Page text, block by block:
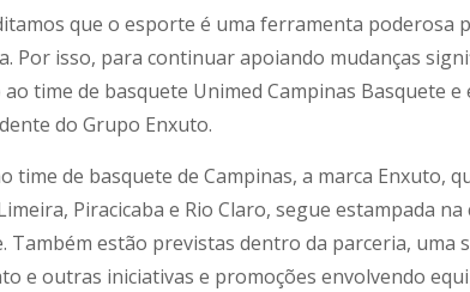
que o esporte é uma ferramenta
Por isso, para continuar apoiando mudanças
time de basquete Unimed Campinas Basquete
do Grupo Enxuto.
time de basquete de Campinas, a marca Enxuto,
Piracicaba e Rio Claro, segue estampada
Também estão previstas dentro da parceria, uma
e outras iniciativas e promoções envolvendo